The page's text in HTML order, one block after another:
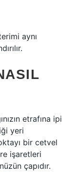
aynı
etrafına ipi
yeri
bir cetvel
işaretleri
çapıdır.